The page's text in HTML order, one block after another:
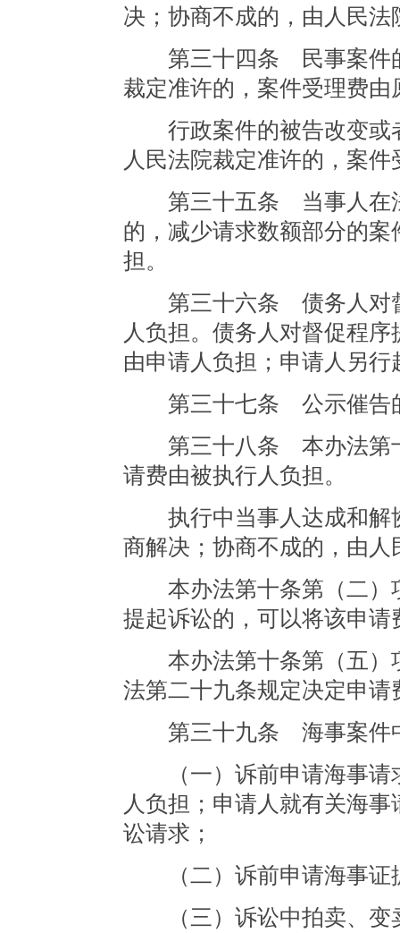
决；协商不成的，由人民法
第三十四条 民事案件的
裁定准许的，案件受理费
行政案件的被告改变或
人民法院裁定准许的，案
第三十五条 当事人在法
的，减少请求数额部分的
担。
第三十六条 债务人对督
人负担。债务人对督促程
由申请人负担；申请人另
第三十七条 公示催告的
第三十八条 本办法第十
请费由被执行人负担。
执行中当事人达成和解
商解决；协商不成的，由人
本办法第十条第（二）
提起诉讼的，可以将该申请
本办法第十条第（五）
法第二十九条规定决定申请
第三十九条 海事案件中
（一）诉前申请海事请
人负担；申请人就有关海
讼请求；
（二）诉前申请海事证
（三）诉讼中拍卖、变